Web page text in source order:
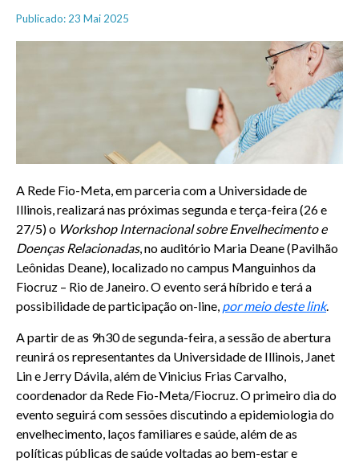
Publicado: 23 Mai 2025
A Rede Fio-Meta, em parceria com a Universidade de
Illinois, realizará nas próximas segunda e terça-feira (26 e
27/5) o Workshop Internacional sobre Envelhecimento e
Doenças Relacionadas, no auditório Maria Deane (Pavilhão
Leônidas Deane), localizado no campus Manguinhos da
Fiocruz – Rio de Janeiro. O evento será híbrido e terá a
possibilidade de participação on-line, por meio deste link.
A partir de as 9h30 de segunda-feira, a sessão de abertura
reunirá os representantes da Universidade de Illinois, Janet
Lin e Jerry Dávila, além de Vinicius Frias Carvalho,
coordenador da Rede Fio-Meta/Fiocruz. O primeiro dia do
evento seguirá com sessões discutindo a epidemiologia do
envelhecimento, laços familiares e saúde, além de as
políticas públicas de saúde voltadas ao bem-estar e